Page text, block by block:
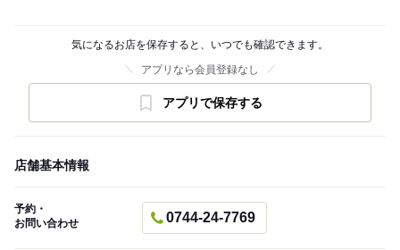
気になるお店を保存すると、いつでも確認できます。
アプリなら会員登録なし
アプリで保存する
店舗基本情報
予約・
お問い合わせ
0744-24-7769